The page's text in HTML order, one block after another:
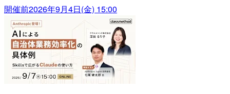
開催前2026年9月4日(金) 15:00